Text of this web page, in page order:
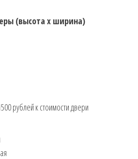
(высота х ширина)
рублей к стоимости двери